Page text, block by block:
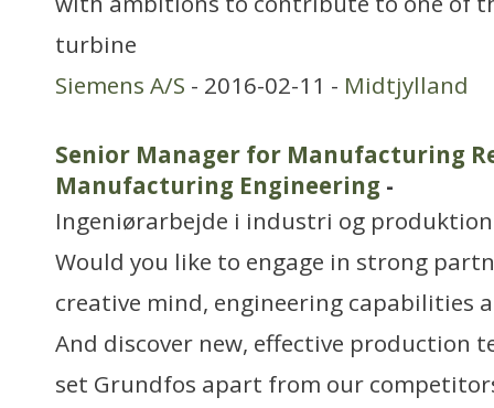
turbine
Siemens A/S - 2016-02-11 - Midtjylland
Senior Manager for Manufacturing
Manufacturing Engineering -
Ingeniørarbejde i industri og produktion
Would you like to engage in strong
creative mind, engineering capabilities
And discover new, effective production
set Grundfos apart from our